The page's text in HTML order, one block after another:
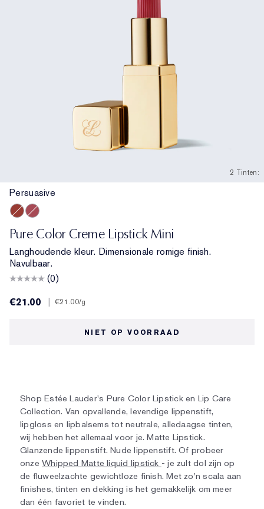
2 Tinten:
Persuasive
Pure Color Creme Lipstick Mini
Langhoudende kleur. Dimensionale romige finish.
Navulbaar.
(0)
€21.00
€21.00/g
NIET OP VOORRAAD
Shop Estée Lauder's Pure Color Lipstick en Lip Care
Collection. Van opvallende, levendige lippenstift,
lipgloss en lipbalsems tot neutrale, alledaagse tinten,
wij hebben het allemaal voor je. Matte Lipstick.
Glanzende lippenstift. Nude lippenstift. Of probeer
onzeWhipped Matte liquid lipstick - je zult dol zijn op
de fluweelzachte gewichtloze finish. Met zo'n scala aan
finishes, tinten en dekking is het gemakkelijk om meer
dan één favoriet te vinden.